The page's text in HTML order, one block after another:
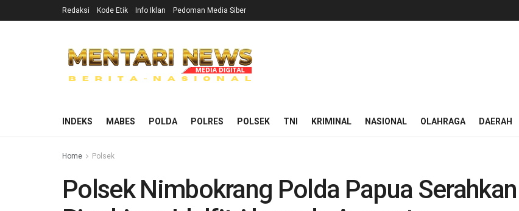
Redaksi Kode Etik Info Iklan Pedoman Media Siber
INDEKS MABES POLDA POLRES POLSEK TNI KRIMINAL NASIONAL OLAHRAGA DAERAH
Home Polsek
Polsek Nimbokrang Polda Papua Serahkan